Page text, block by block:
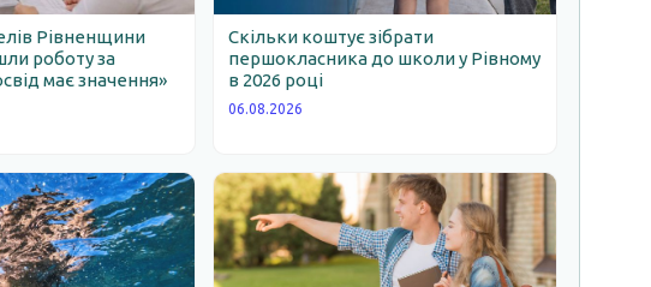
Рівненщини
роботу за
має значення»
Скільки коштує зібрати
першокласника до школи у Рівному
в 2026 році
06.08.2026